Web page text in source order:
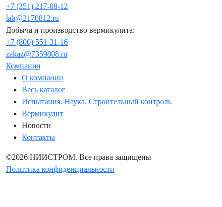
+7 (351) 217-08-12
lab@2170812.ru
Добыча и производство вермикулита:
+7 (800) 551-31-16
zakaz@7359808.ru
Компания
О компании
Весь каталог
Испытания. Наука. Строительный контроль
Вермикулит
Новости
Контакты
©2026 НИИСТРОМ. Все права защищены
Политика конфиденциальности